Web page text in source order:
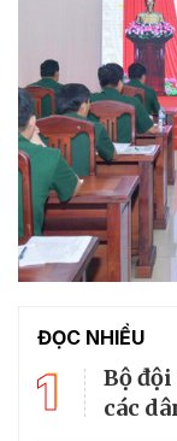
ĐỌC NHIỀU
1
Bộ
các